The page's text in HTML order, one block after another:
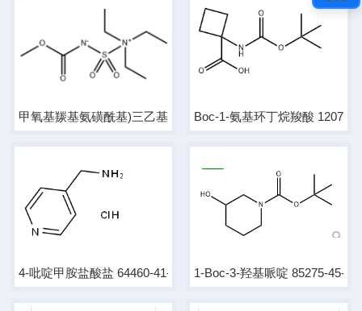
甲氧基羰基氨磺酰基)三乙基氢氧化铵 内盐 29684-56-8 Boc-1-氨基环丁烷羧
4-吡啶甲胺盐酸盐 64460-41-9 1-Boc-3-羟基哌啶 85275-45-2